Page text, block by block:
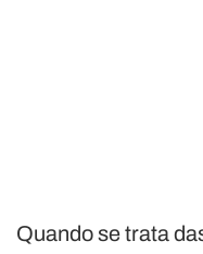
Quando se trata